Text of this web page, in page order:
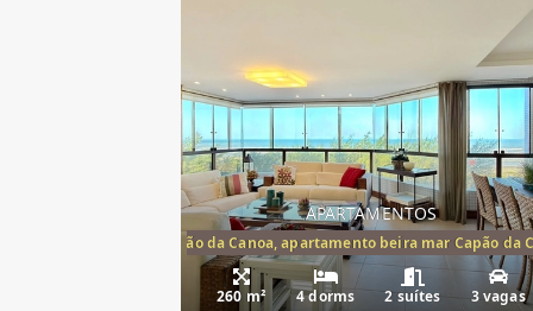
APARTAMENTOS
frente mar Capão da Canoa, apartamento beira mar Capão da
260 m² 4 dorms 2 suítes 3 vagas
Apartamento